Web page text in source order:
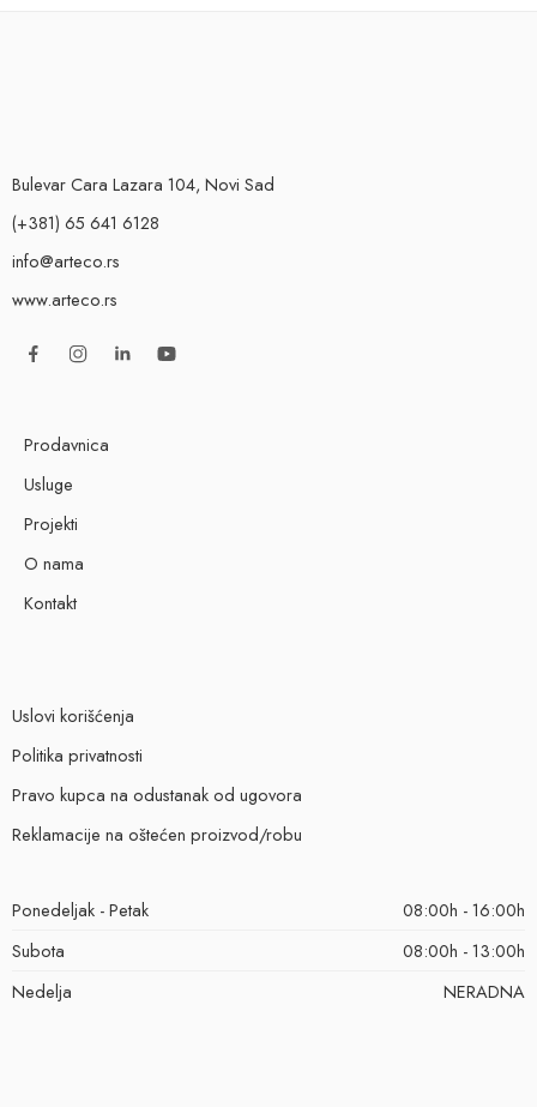
Bulevar Cara Lazara 104, Novi Sad
(+381) 65 641 6128
info@arteco.rs
www.arteco.rs
Prodavnica
Usluge
Projekti
O nama
Kontakt
Uslovi korišćenja
Politika privatnosti
Pravo kupca na odustanak od ugovora
Reklamacije na oštećen proizvod/robu
Ponedeljak - Petak
08:00h - 16:00h
Subota
08:00h - 13:00h
Nedelja
NERADNA